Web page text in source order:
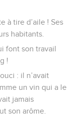
à tire d’aile ! Ses
habitants.
font son travail
!
: il n’avait
un vin qui a le
jamais
son arôme.